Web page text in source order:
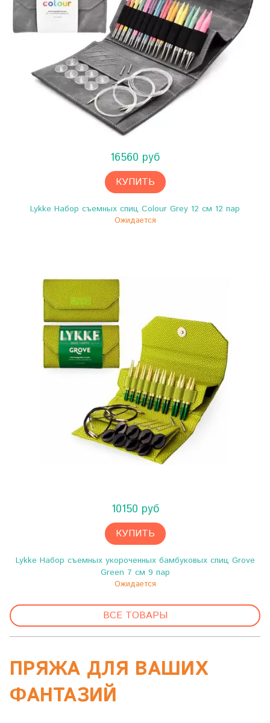
16560 руб
КУПИТЬ
Lykke Набор съемных спиц Colour Grey 12 см 12 пар
Ожидается
10150 руб
КУПИТЬ
Lykke Набор съемных укороченных бамбуковых спиц Grove
Green 7 см 9 пар
Ожидается
ВСЕ ТОВАРЫ
ПРЯЖА ДЛЯ ВАШИХ
ФАНТАЗИЙ